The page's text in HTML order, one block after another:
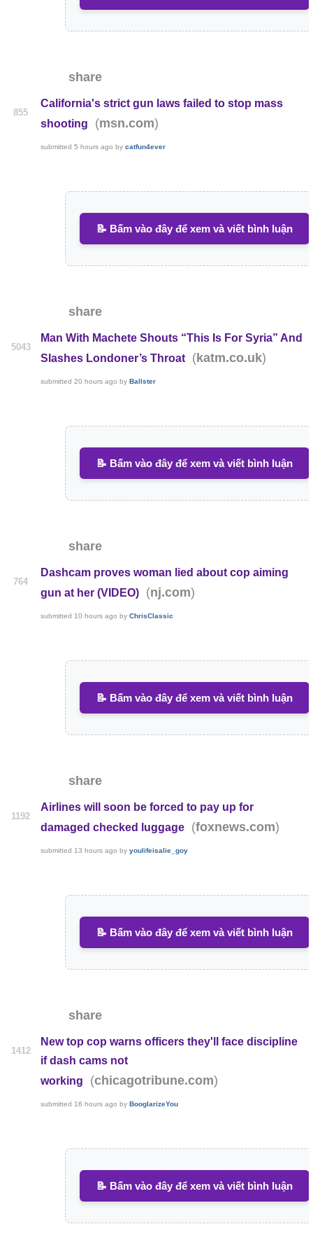
share
855
California's strict gun laws failed to stop mass
shooting
(msn.com)
submitted5 hours ago bycatfun4ever
📝 Bấm vào đây để xem và viết bình luận
share
5043
Man With Machete Shouts “This Is For Syria” And
Slashes Londoner’s Throat
(katm.co.uk)
submitted20 hours ago byBallster
📝 Bấm vào đây để xem và viết bình luận
share
764
Dashcam proves woman lied about cop aiming
gun at her (VIDEO)
(nj.com)
submitted 10 hours ago byChrisClassic
📝 Bấm vào đây để xem và viết bình luận
share
1192
Airlines will soon be forced to pay up for
damaged checked luggage
(foxnews.com)
submitted 13 hours ago byyoulifeisalie_goy
📝 Bấm vào đây để xem và viết bình luận
share
1412
New top cop warns officers they'll face discipline
if dash cams not
working
(chicagotribune.com)
submitted 16 hours ago byBooglarizeYou
📝 Bấm vào đây để xem và viết bình luận